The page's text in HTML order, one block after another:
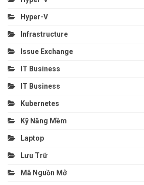
Hyper-V
Infrastructure
Issue Exchange
IT Business
IT Business
Kubernetes
Kỹ Năng Mềm
Laptop
Lưu Trữ
Mã Nguồn Mở